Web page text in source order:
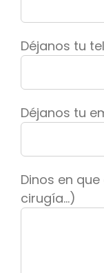
Déjanos tu
Déjanos tu
Dinos en
cirugía...)